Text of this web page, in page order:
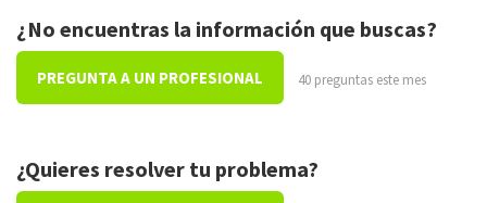
¿No encuentras la información que buscas?
PREGUNTA A UN PROFESIONAL 40 preguntas este mes
¿Quieres resolver tu problema?